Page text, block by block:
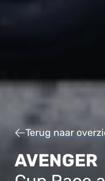
Terug naar
AVENGER